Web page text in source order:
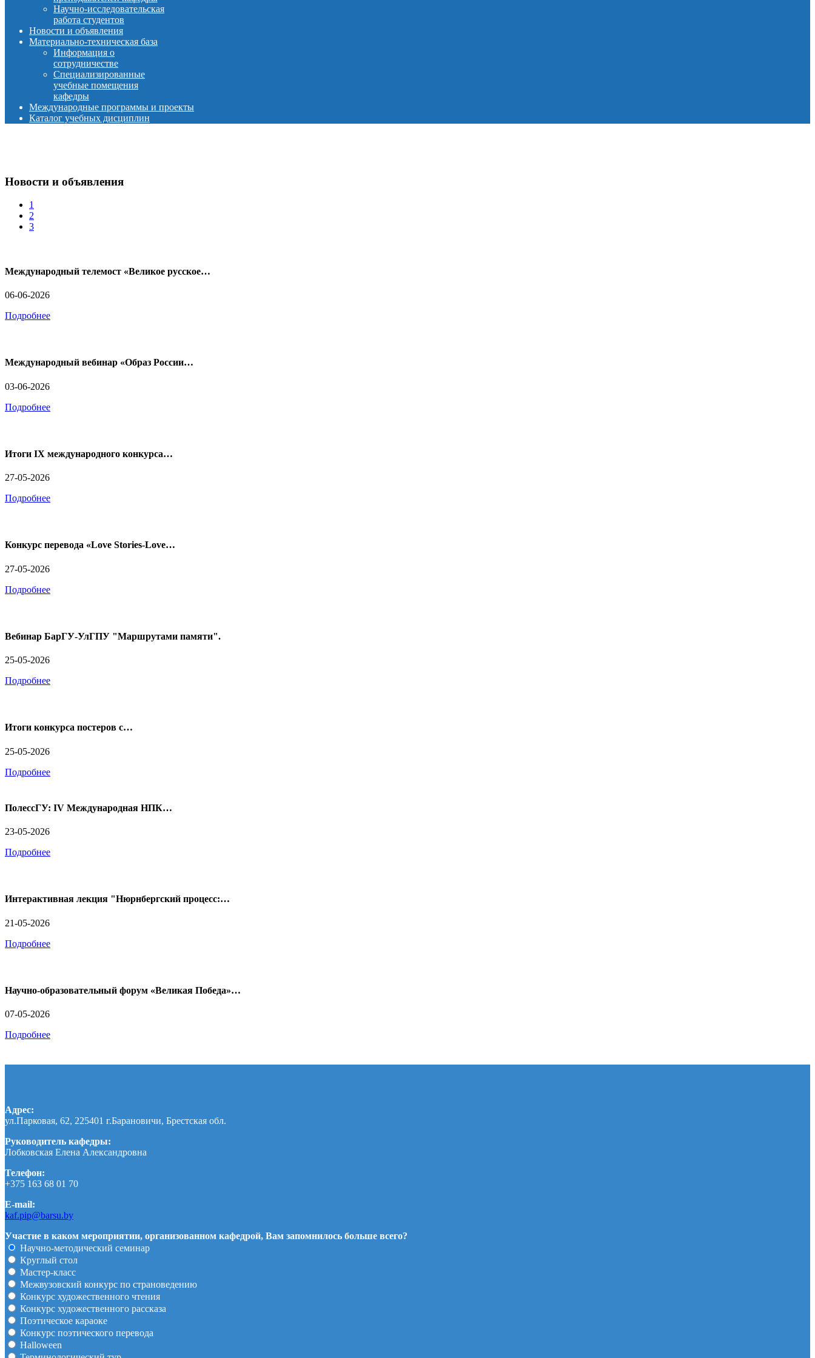
Научно-исследовательская
работа студентов
Новости и объявления
Материально-техническая база
Информация о
сотрудничестве
Специализированные
учебные помещения
кафедры
Международные программы и проекты
Каталог учебных дисциплин
Новости и объявления
1
2
3
Международный телемост «Великое русское…
06-06-2026
Подробнее
Международный вебинар «Образ России…
03-06-2026
Подробнее
Итоги IX международного конкурса…
27-05-2026
Подробнее
Конкурс перевода «Love Stories-Love…
27-05-2026
Подробнее
Вебинар БарГУ-УлГПУ "Маршрутами памяти".
25-05-2026
Подробнее
Итоги конкурса постеров с…
25-05-2026
Подробнее
ПолессГУ: IV Международная НПК…
23-05-2026
Подробнее
Интерактивная лекция "Нюрнбергский процесс:…
21-05-2026
Подробнее
Научно-образовательный форум «Великая Победа»…
07-05-2026
Подробнее
Адрес:
ул.Парковая, 62, 225401 г.Барановичи, Брестская обл.
Руководитель кафедры:
Лобковская Елена Александровна
Телефон:
+375 163 68 01 70
E-mail:
kaf.pip@barsu.by
Участие в каком мероприятии, организованном кафедрой, Вам запомнилось больше всего?
Научно-методический семинар
Круглый стол
Мастер-класс
Межвузовский конкурс по страноведению
Конкурс художественного чтения
Конкурс художественного рассказа
Поэтическое караоке
Конкурс поэтического перевода
Halloween